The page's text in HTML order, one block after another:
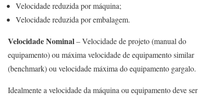
Velocidade reduzida por máquina;
Velocidade reduzida por embalagem.
Velocidade Nominal– Velocidade de projeto (manual do
equipamento) ou máxima velocidade de equipamento similar
(benchmark) ou velocidade máxima do equipamento gargalo.
Idealmente a velocidade da máquina ou equipamento deve ser